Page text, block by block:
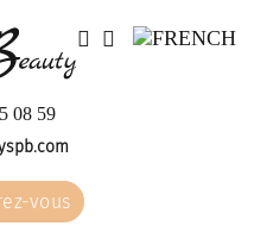
08 59
vous